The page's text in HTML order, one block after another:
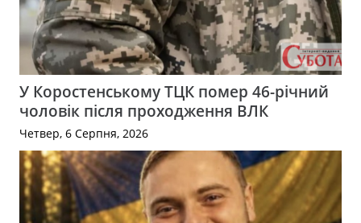
У Коростенському ТЦК помер 46-річний
чоловік після проходження ВЛК
Четвер, 6 Серпня, 2026